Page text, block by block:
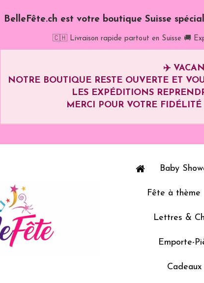
BelleFête.ch est votre boutique Suisse
🇨🇭 Livraison rapide partout en Suisse 🚚
✈️
NOTRE BOUTIQUE RESTE OUVERTE ET
LES EXPÉDITIONS
MERCI POUR VOTRE
Baby
Fête à thème
Lettres &
Emporte-